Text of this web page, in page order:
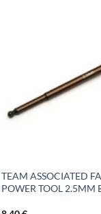
TEAM ASSOCIATED
POWER TOOL 2.5MM